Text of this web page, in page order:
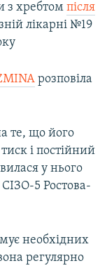
з хребтом після
лікарні №19
розповіла
те, що його
і постійний
у нього
СІЗО-5 Ростова-
необхідних
регулярно